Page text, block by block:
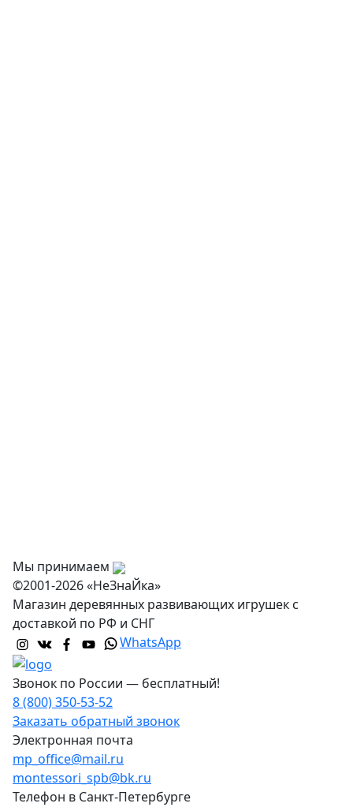
Мы принимаем
©2001-2026 «НеЗнаЙка»
Магазин деревянных развивающих игрушек с
доставкой по РФ и СНГ
WhatsApp
Звонок по России — бесплатный!
8 (800) 350-53-52
Заказать обратный звонок
Электронная почта
mp_office@mail.ru
montessori_spb@bk.ru
Телефон в Санкт-Петербурге